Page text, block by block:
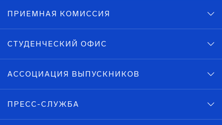
ПРИЕМНАЯ КОМИССИЯ
СТУДЕНЧЕСКИЙ ОФИС
АССОЦИАЦИЯ ВЫПУСКНИКОВ
ПРЕСС-СЛУЖБА